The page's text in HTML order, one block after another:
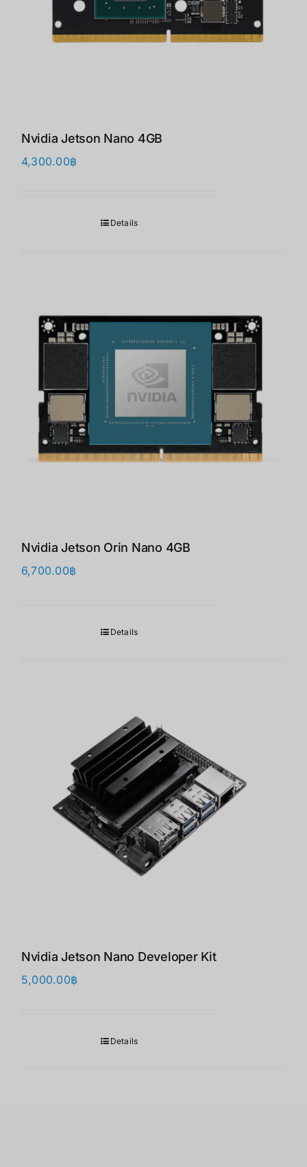
Nvidia Jetson Nano 4GB
4,300.00฿
Details
Nvidia Jetson Orin Nano 4GB
6,700.00฿
Details
Nvidia Jetson Nano Developer Kit
5,000.00฿
Details